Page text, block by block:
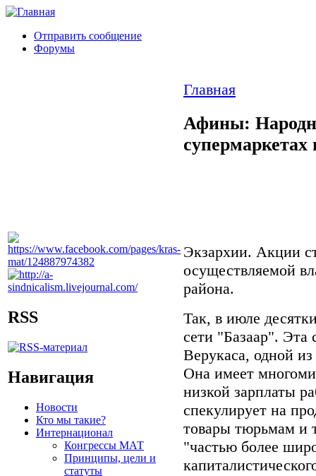
Отправить сообщение
Форумы
RSS
Навигация
Новости
Кто мы такие?
Интернационал
Конгрессы МАТ
Принципы, цели и
статуты
Главная
Афины:
супермаркетах
Экзархии. Акции
осуществляемой
района.
Так, в июле
сети "Базаар". Эта
Верукаса, одной
Она имеет
низкой зарплаты
спекулирует на
товары тюрьмам и
"частью более